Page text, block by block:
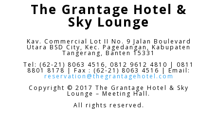
The Grantage Hotel &
Sky Lounge
Kav. Commercial Lot II No. 9 Jalan Boulevard
Utara BSD City,Kec. Pagedangan, Kabupaten
Tangerang, Banten 15331
Tel: (62-21) 8063 4516, 0812 9612 4810 | 0811
8801 8178 | Fax : (62-21) 8063 4516 | Email:
reservation@thegrantagehotel.com
Copyright © 2017 The Grantage Hotel & Sky
Lounge – Meeting Hall.
All rights reserved.